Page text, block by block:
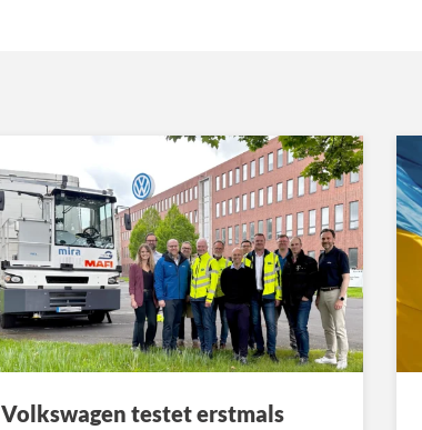
Volkswagen testet erstmals